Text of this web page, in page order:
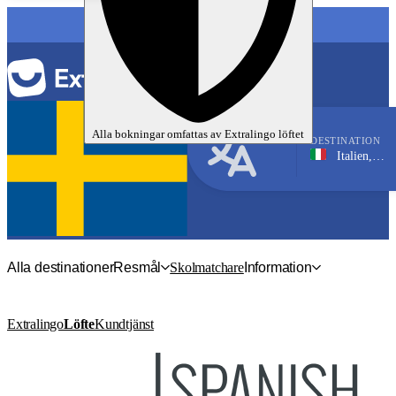
Alla bokningar omfattas av Extralingo löftet
SPRÅK
DESTINATION
Italien, Lucca
Alla destinationerResmål SkolmatchareInformation
ExtralingoLöfteKundtjänst